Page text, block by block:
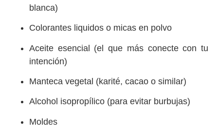
blanca)
Colorantes liquidos o micas en polvo
Aceite esencial (el que más conecte con tu
intención)
Manteca vegetal (karité, cacao o similar)
Alcohol isopropílico (para evitar burbujas)
Moldes